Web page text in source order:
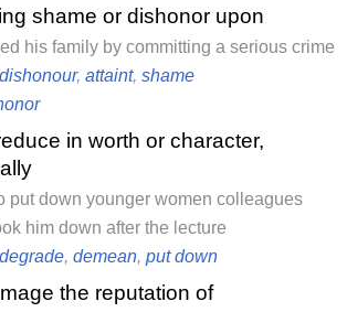
shame or dishonor upon
his family by committing a serious crime
dishonour, attaint, shame
in worth or character,
put down younger women colleagues
him down after the lecture
degrade, demean, put down
the reputation of